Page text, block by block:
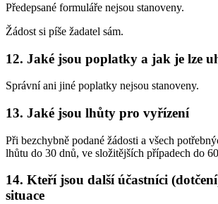
Předepsané formuláře nejsou stanoveny.
Žádost si píše žadatel sám.
12. Jaké jsou poplatky a jak je lze
Správní ani jiné poplatky nejsou stanoveny.
13. Jaké jsou lhůty pro vyřízení
Při bezchybně podané žádosti a všech
lhůtu do 30 dnů, ve složitějších případech do
14. Kteří jsou další účastníci
situace